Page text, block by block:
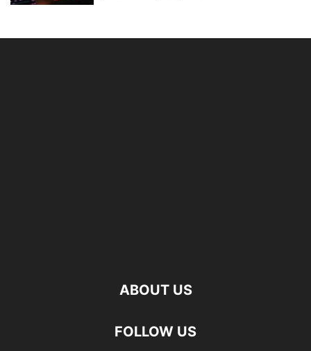
ABOUT US
FOLLOW US